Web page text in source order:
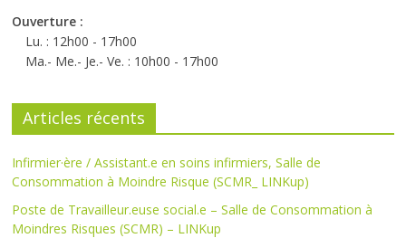
Ouverture :
Lu. : 12h00 - 17h00
Ma.- Me.- Je.- Ve. : 10h00 - 17h00
Articles récents
Infirmier·ère / Assistant.e en soins infirmiers, Salle de
Consommation à Moindre Risque (SCMR_ LINKup)
Poste de Travailleur.euse social.e – Salle de Consommation à
Moindres Risques (SCMR) – LINKup